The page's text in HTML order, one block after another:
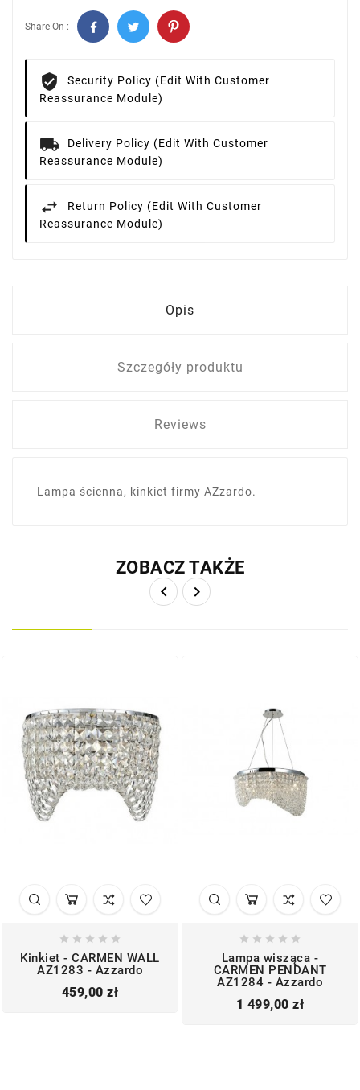
Share On :
Security Policy (edit With Customer
Reassurance Module)
Delivery Policy (edit With Customer
Reassurance Module)
Return Policy (edit With Customer
Reassurance Module)
Opis
Szczegóły produktu
Reviews
Lampa ścienna, kinkiet firmy AZzardo.
ZOBACZ TAKŻE
 
    
Kinkiet - CARMEN WALL
AZ1283 - Azzardo
459,00 złCena
    
Lampa wisząca -
CARMEN PENDANT
AZ1284 - Azzardo
1 499,00 złCena